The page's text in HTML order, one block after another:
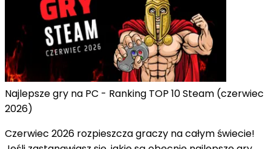
Najlepsze gry na PC - Ranking TOP 10 Steam (czerwiec
2026)
Czerwiec 2026 rozpieszcza graczy na całym świecie!